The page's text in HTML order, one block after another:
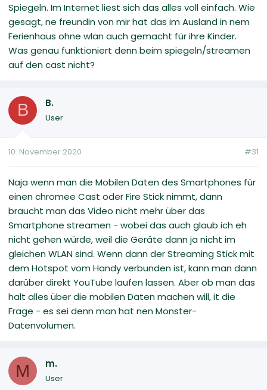
Spiegeln. Im Internet liest sich das alles voll einfach. Wie
gesagt, ne freundin von mir hat das im Ausland in nem
Ferienhaus ohne wlan auch gemacht für ihre Kinder.
Was genau funktioniert denn beim spiegeln/streamen
auf den cast nicht?
B B.
User
10. November 2020 #31
Naja wenn man die Mobilen Daten des Smartphones für
einen chromee Cast oder Fire Stick nimmt, dann
braucht man das Video nicht mehr über das
Smartphone streamen - wobei das auch glaub ich eh
nicht gehen würde, weil die Geräte dann ja nicht im
gleichen WLAN sind. Wenn dann der Streaming Stick mit
dem Hotspot vom Handy verbunden ist, kann man dann
darüber direkt YouTube laufen lassen. Aber ob man das
halt alles über die mobilen Daten machen will, it die
Frage - es sei denn man hat nen Monster-
Datenvolumen.
M m.
User